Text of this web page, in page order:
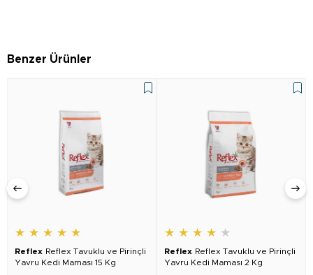
Benzer Ürünler
★ ★ ★ ★ ★
Reflex Reflex Tavuklu ve Pirinçli
Yavru Kedi Maması 15 Kg
★ ★ ★ ★ ★
Reflex Reflex Tavuklu ve Pirinçli
Yavru Kedi Maması 2 Kg